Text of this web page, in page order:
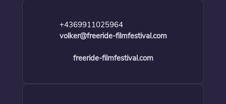
+4369911025964
volker@freeride-filmfestival.com
freeride-filmfestival.com